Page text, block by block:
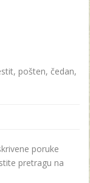
pošten, čedan,
poruke
pretragu na